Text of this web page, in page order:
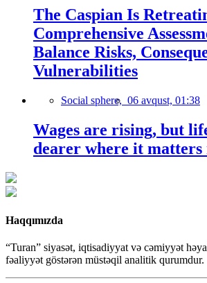
The Caspian Is
Comprehensive
Balance Risks,
Vulnerabilities
Social sphere, 06 avqust, 01:38
Wages are rising, but
dearer where it matters
Haqqımızda
“Turan” siyasət, iqtisadiyyat və cəmiyyət
fəaliyyət göstərən müstəqil analitik qurumdur.